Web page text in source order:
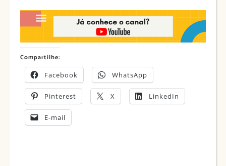
Compartilhe:
Facebook WhatsApp
Pinterest X LinkedIn
E-mail